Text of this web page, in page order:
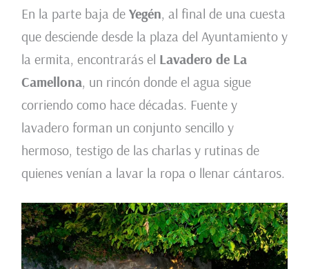
En la parte baja de Yegén, al final de una cuesta
que desciende desde la plaza del Ayuntamiento y
la ermita, encontrarás el Lavadero de La
Camellona, un rincón donde el agua sigue
corriendo como hace décadas. Fuente y
lavadero forman un conjunto sencillo y
hermoso, testigo de las charlas y rutinas de
quienes venían a lavar la ropa o llenar cántaros.